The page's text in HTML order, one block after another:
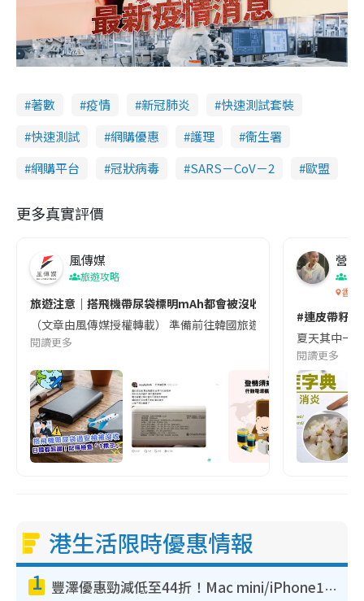
著數 疫情 新冠肺炎
快速測試套裝
快速測試
網購優惠 護理
衞生署
網購平台
冠狀病毒 SARS－CoV－2 歐盟
更多真實評價
風傳媒
旅遊攻略
旅遊注意｜搭飛機帶尿袋標明mAh都會被沒收😱出發前切記檢查
（文章由風傳媒授權轉載） 準備前往韓國旅遊的民眾，近期要
閱讀更多
營養
香港
#連皮帶籽
夏天其中一
閱讀更多
港生活限時優惠情報
1 豐澤優惠勁減低至44折！Mac mini/iPhone17Pro大減價！廚房家電$220起